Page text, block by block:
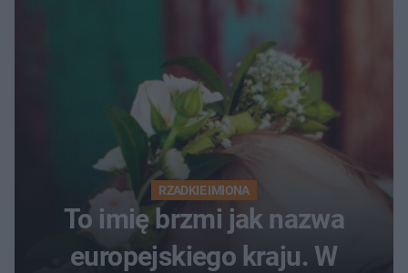
RZADKIE IMIONA
To imię brzmi jak nazwa
europejskiego kraju. W